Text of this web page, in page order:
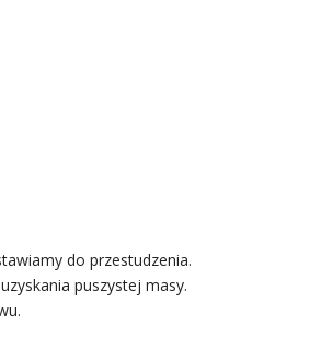
do przestudzenia.
puszystej masy.